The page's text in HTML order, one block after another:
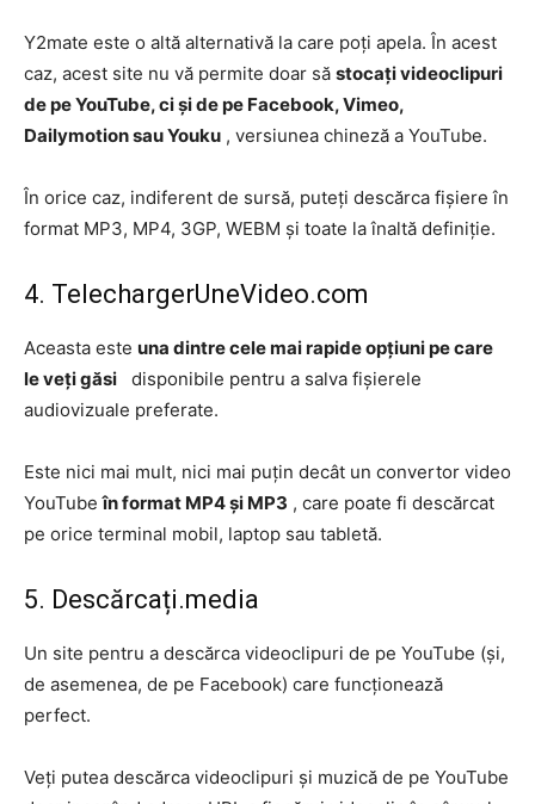
Y2mate este o altă alternativă la care poți apela. În acest
caz, acest site nu vă permite doar să stocați videoclipuri
de pe YouTube, ci și de pe Facebook, Vimeo,
Dailymotion sau Youku , versiunea chineză a YouTube.
În orice caz, indiferent de sursă, puteți descărca fișiere în
format MP3, MP4, 3GP, WEBM și toate la înaltă definiție.
4. TelechargerUneVideo.com
Aceasta este una dintre cele mai rapide opțiuni pe care
le veți găsi disponibile pentru a salva fișierele
audiovizuale preferate.
Este nici mai mult, nici mai puțin decât un convertor video
YouTubeîn format MP4 și MP3 , care poate fi descărcat
pe orice terminal mobil, laptop sau tabletă.
5. Descărcați.media
Un site pentru a descărca videoclipuri de pe YouTube (și,
de asemenea, de pe Facebook) care funcționează
perfect.
Veți putea descărca videoclipuri și muzică de pe YouTube